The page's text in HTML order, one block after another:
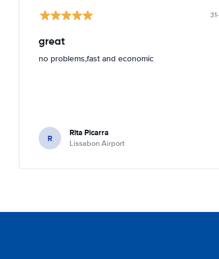
great
no problems,fast and economic
R Rita Picarra
Lissabon Airport